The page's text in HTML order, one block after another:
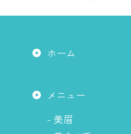
こ
ホーム
メニュー
- 美眉